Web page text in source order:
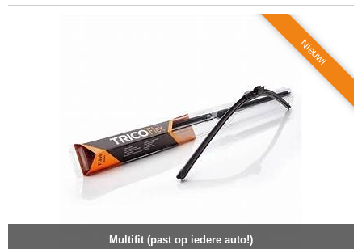
Multifit (past op iedere auto!)
Nieuw!